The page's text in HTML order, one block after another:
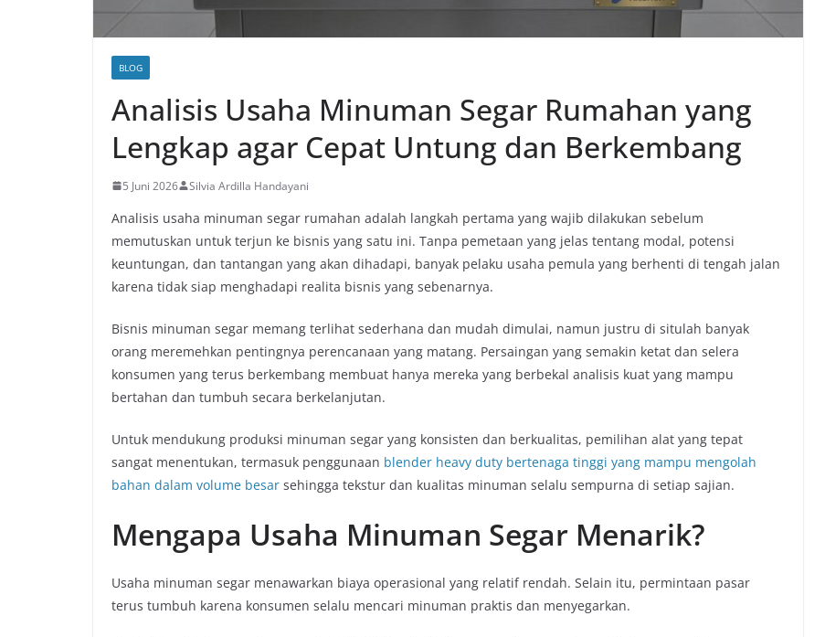
BLOG
Analisis Usaha Minuman Segar Rumahan yang
Lengkap agar Cepat Untung dan Berkembang
5 Juni 2026 Silvia Ardilla Handayani
Analisis usaha minuman segar rumahan adalah langkah pertama yang wajib dilakukan sebelum
memutuskan untuk terjun ke bisnis yang satu ini. Tanpa pemetaan yang jelas tentang modal, potensi
keuntungan, dan tantangan yang akan dihadapi, banyak pelaku usaha pemula yang berhenti di tengah jalan
karena tidak siap menghadapi realita bisnis yang sebenarnya.
Bisnis minuman segar memang terlihat sederhana dan mudah dimulai, namun justru di situlah banyak
orang meremehkan pentingnya perencanaan yang matang. Persaingan yang semakin ketat dan selera
konsumen yang terus berkembang membuat hanya mereka yang berbekal analisis kuat yang mampu
bertahan dan tumbuh secara berkelanjutan.
Untuk mendukung produksi minuman segar yang konsisten dan berkualitas, pemilihan alat yang tepat
sangat menentukan, termasuk penggunaan blender heavy duty bertenaga tinggi yang mampu mengolah
bahan dalam volume besar sehingga tekstur dan kualitas minuman selalu sempurna di setiap sajian.
Mengapa Usaha Minuman Segar Menarik?
Usaha minuman segar menawarkan biaya operasional yang relatif rendah. Selain itu, permintaan pasar
terus tumbuh karena konsumen selalu mencari minuman praktis dan menyegarkan.